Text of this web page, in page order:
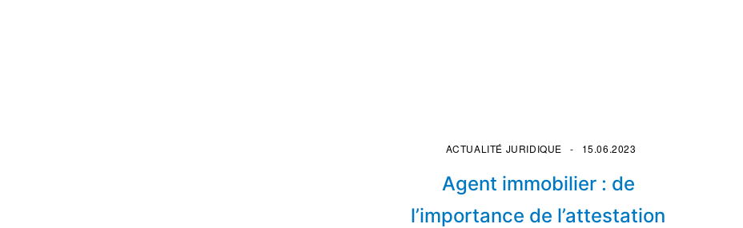
Agent immobilier : de
l’importance de l’attestation
15.06.2023
ACTUALITÉ JURIDIQUE